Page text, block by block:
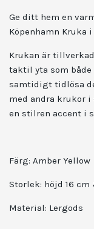
Ge ditt hem en
Köpenhamn Kruka
Krukan är
taktil yta som både
samtidigt tidlösa
med andra krukor
en stilren accent i
Färg: Amber Yellow
Storlek: höjd 16 cm
Material: Lergods